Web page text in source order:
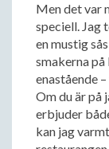
Men det var
speciell. Jag
en mustig
smakerna
enastående
Om du är på
erbjuder
kan jag